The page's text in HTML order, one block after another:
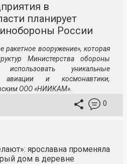
в
планирует
России
ракетное вооружение», которая
Министерства обороны
уникальные
и космонавтики,
ООО «НИИКАМ»
0
ярославна променяла
дом в деревне